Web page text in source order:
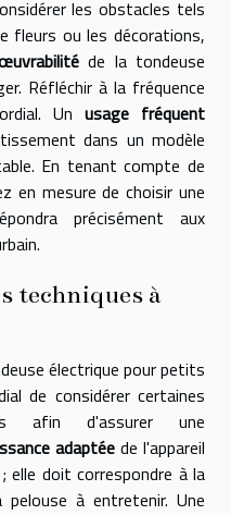
les obstacles tels
fleurs ou les décorations,
de la tondeuse
Réfléchir à la fréquence
Un usage fréquent
dans un modèle
En tenant compte de
en mesure de choisir une
précisément aux
techniques à
électrique pour petits
de considérer certaines
afin d'assurer une
adaptée de l'appareil
elle doit correspondre à la
à entretenir. Une